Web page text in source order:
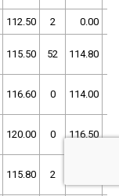
112.50 2 0.00
115.50 52 114.80
116.60 0 114.00
120.00 0 116.50 0
115.80 2